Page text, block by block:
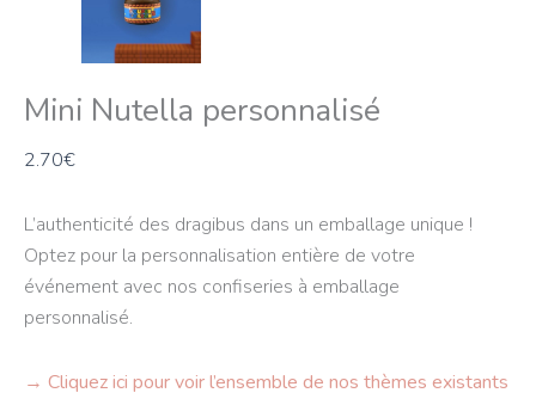
Mini Nutella personnalisé
2.70€
L’authenticité des dragibus dans un emballage unique !
Optez pour la personnalisation entière de votre
événement avec nos confiseries à emballage
personnalisé.
→ Cliquez ici pour voir l’ensemble de nos thèmes existants